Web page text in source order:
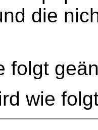
die
folgt
wie